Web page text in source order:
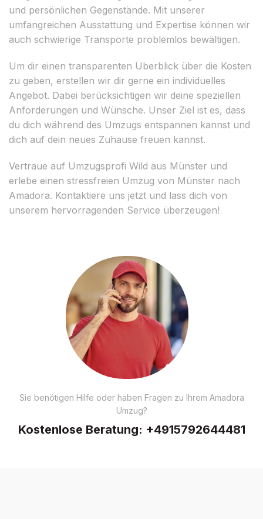
und persönlichen Gegenstände. Mit unserer
umfangreichen Ausstattung und Expertise können wir
auch schwierige Transporte problemlos bewältigen.
Um dir einen transparenten Überblick über die Kosten
zu geben, erstellen wir dir gerne ein individuelles
Angebot. Dabei berücksichtigen wir deine speziellen
Anforderungen und Wünsche. Unser Ziel ist es, dass
du dich während des Umzugs entspannen kannst und
dich auf dein neues Zuhause freuen kannst.
Vertraue auf Umzugsprofi Wild aus Münster und
erlebe einen stressfreien Umzug von Münster nach
Amadora. Kontaktiere uns jetzt und lass dich von
unserem hervorragenden Service überzeugen!
Sie benötigen Hilfe oder haben Fragen zu Ihrem Amadora
Umzug?
Kostenlose Beratung: +4915792644481